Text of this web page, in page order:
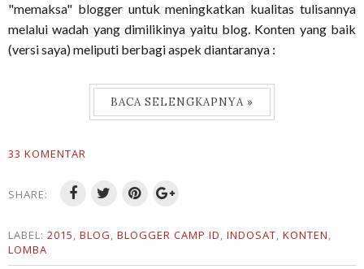
"memaksa" blogger untuk meningkatkan kualitas tulisannya
melalui wadah yang dimilikinya yaitu blog. Konten yang baik
(versi saya) meliputi berbagi aspek diantaranya :
BACA SELENGKAPNYA »
33 KOMENTAR
SHARE:
LABEL: 2015, BLOG, BLOGGER CAMP ID, INDOSAT, KONTEN,
LOMBA